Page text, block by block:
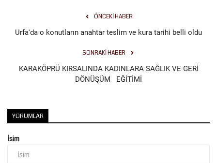
ÖNCEKI HABER
Urfa'da o konutların anahtar teslim ve kura tarihi belli oldu
SONRAKI HABER
KARAKÖPRÜ KIRSALINDA KADINLARA SAĞLIK VE GERİ
DÖNÜŞÜM EĞİTİMİ
YORUMLAR
İsim